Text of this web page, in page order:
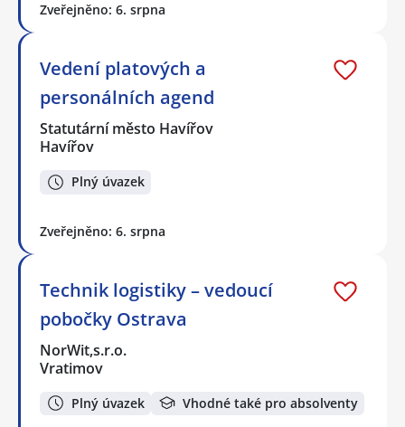
Zveřejněno: 6. srpna
Vedení platových a
personálních agend
Statutární město Havířov
Havířov
Plný úvazek
Zveřejněno: 6. srpna
Technik logistiky – vedoucí
pobočky Ostrava
NorWit,s.r.o.
Vratimov
Plný úvazek Vhodné také pro absolventy